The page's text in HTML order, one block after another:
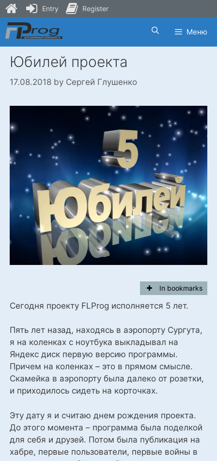
Skip
to
content
Меню
Юбилей проекта
17.08.2018 by Сергей Глушенко
In bookmarks
Сегодня проекту FLProg исполняется 5 лет.
Пять лет назад, находясь в аэропорту Сургута,
я на коленках с ноутбука выкладывал на
Яндекс диск первую версию программы.
Причем на коленках – это в прямом смысле.
Скамейка в аэропорту была далеко от розетки,
и приходилось сидеть на корточках.
Эту дату я и считаю днем рождения проекта.
До этого момента – программа была поделкой
для себя и друзей. Потом была публикация на
хабре, первые пользователи, первые войны в
Entry Register